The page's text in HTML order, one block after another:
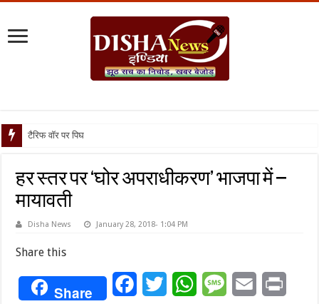
टैरिफ वॉर पर पिघली बर्फ, ट्रंप
हर स्तर पर ‘घोर अपराधीकरण’ भाजपा में –
मायावती
Disha News January 28, 2018- 1:04 PM
Share this
Share FacebookTwitterWhatsAppMessageEmail